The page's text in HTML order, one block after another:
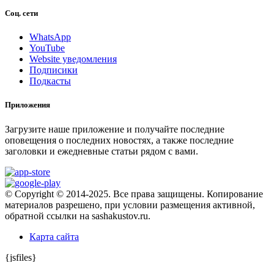
Соц. сети
WhatsApp
YouTube
Website уведомления
Подписики
Подкасты
Приложения
Загрузите наше приложение и получайте последние
оповещения о последних новостях, а также последние
заголовки и ежедневные статьи рядом с вами.
© Copyright © 2014-2025. Все права защищены. Копирование
материалов разрешено, при условии размещения активной,
обратной ссылки на sashakustov.ru.
Карта сайта
{jsfiles}